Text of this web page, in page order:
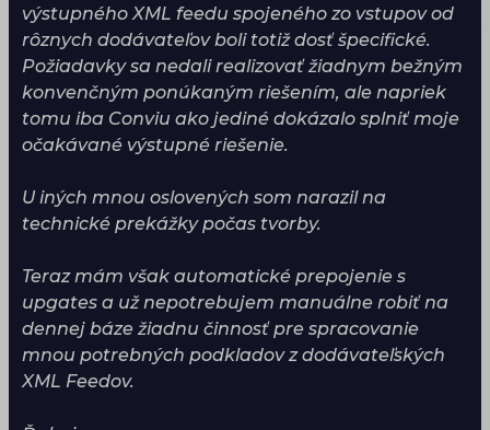
výstupného XML feedu spojeného zo vstupov od
rôznych dodávateľov boli totiž dosť špecifické.
Požiadavky sa nedali realizovať žiadnym bežným
konvenčným ponúkaným riešením, ale napriek
tomu iba Conviu ako jediné dokázalo splniť moje
očakávané výstupné riešenie.
U iných mnou oslovených som narazil na
technické prekážky počas tvorby.
Teraz mám však automatické prepojenie s
upgates a už nepotrebujem manuálne robiť na
dennej báze žiadnu činnosť pre spracovanie
mnou potrebných podkladov z dodávateľských
XML Feedov.